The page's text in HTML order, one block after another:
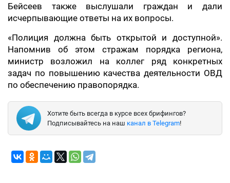
Бейсеев также выслушали граждан и дали
исчерпывающие ответы на их вопросы.
«Полиция должна быть открытой и доступной».
Напомнив об этом стражам порядка региона,
министр возложил на коллег ряд конкретных
задач по повышению качества деятельности ОВД
по обеспечению правопорядка.
Хотите быть всегда в курсе всех брифингов?
Подписывайтесь на наш канал в Telegram!